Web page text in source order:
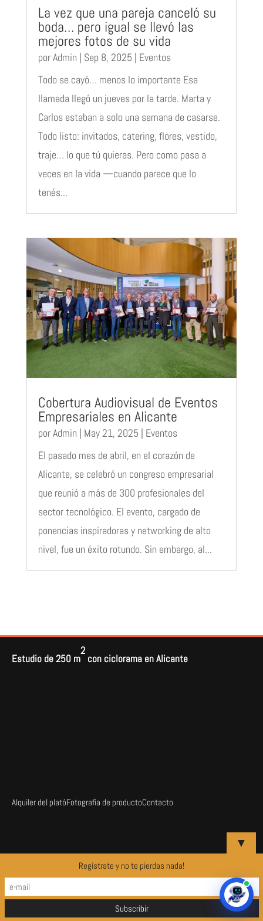
La vez que una pareja canceló su
boda… pero igual se llevó las
mejores fotos de su vida
porAdmin | Sep 8, 2025 | Eventos
Todo se cayó… menos lo importante Esa
llamada llegó un jueves por la tarde. Marta y
Carlos estaban a solo una semana de casarse.
Todo listo: invitados, catering, flores, vestido,
traje… lo que tú quieras. Pero como pasa a
veces en la vida —cuando parece que lo
tenés...
Cobertura Audiovisual de Eventos
Empresariales en Alicante
porAdmin | May 21, 2025 | Eventos
El pasado mes de abril, en el corazón de
Alicante, se celebró un congreso empresarial
que reunió a más de 300 profesionales del
sector tecnológico. El evento, cargado de
ponencias inspiradoras y networking de alto
nivel, fue un éxito rotundo. Sin embargo, al...
▼
Regístrate y no te pierdas nada!
Estudio de 250 m
2
con ciclorama en Alicante
Alquiler del platóFotografía de productoContacto